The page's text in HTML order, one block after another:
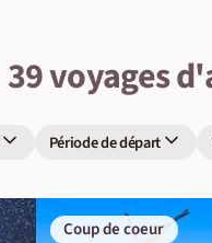
39 voyages
Période de départ
Coup de coeur